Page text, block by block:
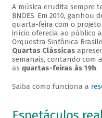
A música erudita sempre
BNDES. Em 2010,
quarta-feira com o projeto
início oferecia ao público
Orquestra Sinfônica
Quartas Clássicas
semanais, contando com
as quartas-feiras às 19h.
Saiba como funciona a